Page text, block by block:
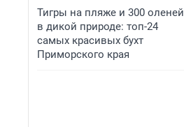
Тигры на пляже и 300 оленей
в дикой природе: топ-24
самых красивых бухт
Приморского края